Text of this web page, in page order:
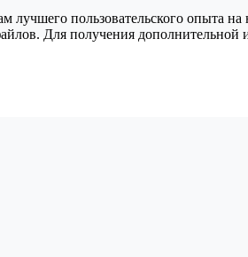
лучшего пользовательского опыта на
Для получения